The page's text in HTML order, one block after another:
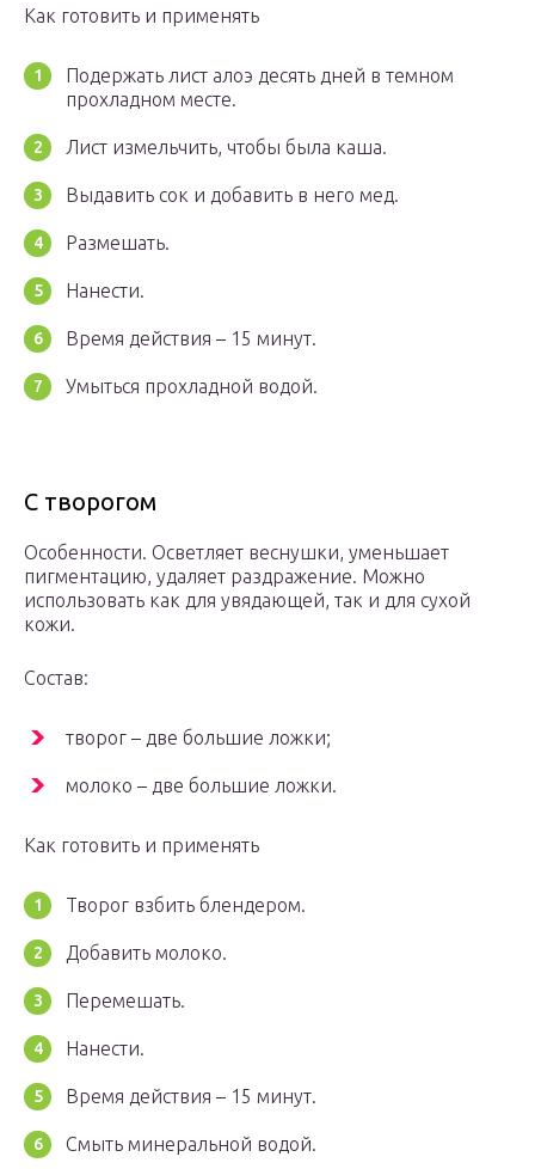
Как готовить и применять
Подержать лист алоэ десять дней в темном
прохладном месте.
Лист измельчить, чтобы была каша.
Выдавить сок и добавить в него мед.
Размешать.
Нанести.
Время действия – 15 минут.
Умыться прохладной водой.
С творогом
Особенности. Осветляет веснушки, уменьшает
пигментацию, удаляет раздражение. Можно
использовать как для увядающей, так и для сухой
кожи.
Состав:
творог – две большие ложки;
молоко – две большие ложки.
Как готовить и применять
Творог взбить блендером.
Добавить молоко.
Перемешать.
Нанести.
Время действия – 15 минут.
Смыть минеральной водой.